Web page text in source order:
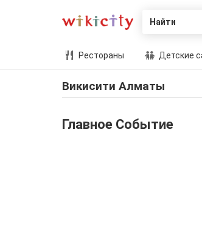
Найти
Рестораны Детские
Викисити Алматы
Главное Событие